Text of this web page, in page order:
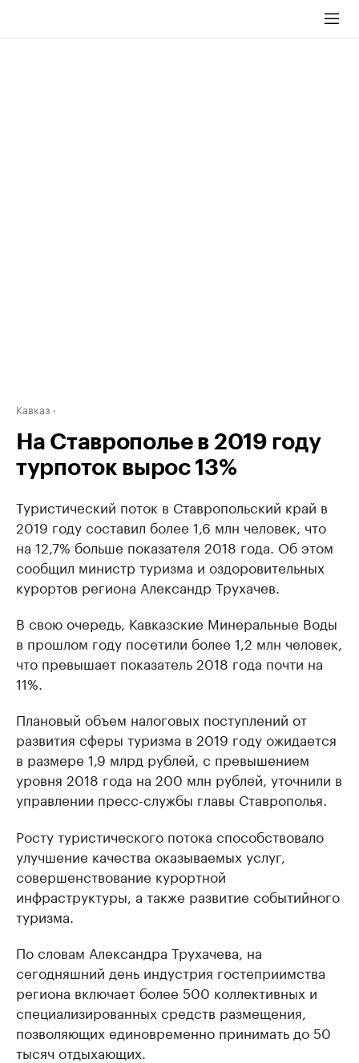
Кавказ
На Ставрополье в 2019 году
турпоток вырос 13%
Туристический поток в Ставропольский край в
2019 году составил более 1,6 млн человек, что
на 12,7% больше показателя 2018 года. Об этом
сообщил министр туризма и оздоровительных
курортов региона Александр Трухачев.
В свою очередь, Кавказские Минеральные Воды
в прошлом году посетили более 1,2 млн человек,
что превышает показатель 2018 года почти на
11%.
Плановый объем налоговых поступлений от
развития сферы туризма в 2019 году ожидается
в размере 1,9 млрд рублей, с превышением
уровня 2018 года на 200 млн рублей, уточнили в
управлении пресс-службы главы Ставрополья.
Росту туристического потока способствовало
улучшение качества оказываемых услуг,
совершенствование курортной
инфраструктуры, а также развитие событийного
туризма.
По словам Александра Трухачева, на
сегодняшний день индустрия гостеприимства
региона включает более 500 коллективных и
специализированных средств размещения,
позволяющих единовременно принимать до 50
тысяч отдыхающих.